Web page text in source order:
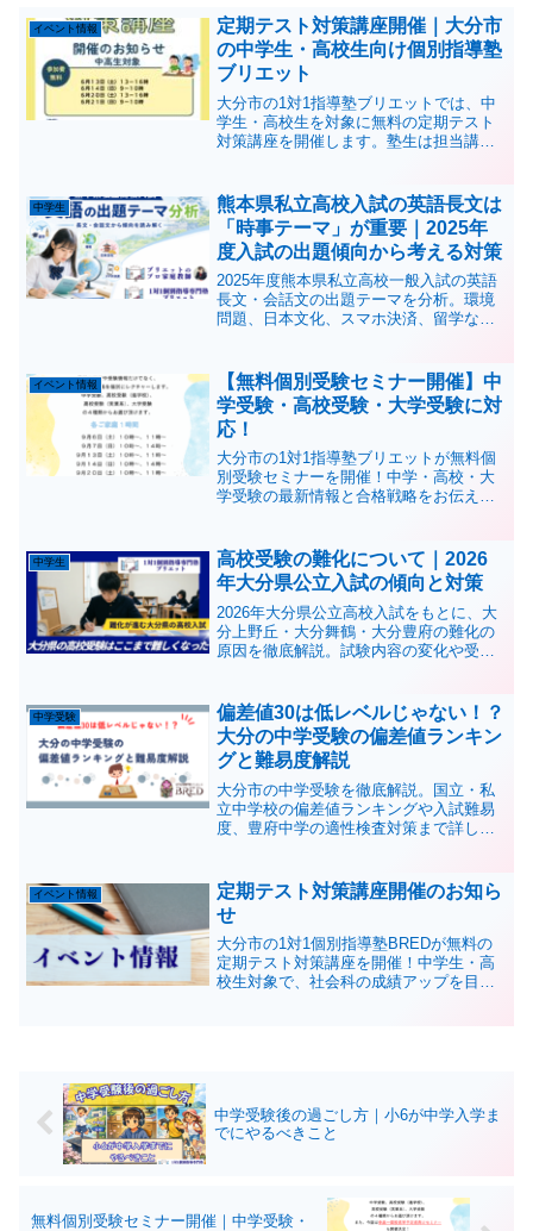
イベント情報
定期テスト対策講座開催｜大分市
の中学生・高校生向け個別指導塾
ブリエット
大分市の1対1指導塾ブリエットでは、中
学生・高校生を対象に無料の定期テスト
対策講座を開催します。塾生は担当講師
中学生
熊本県私立高校入試の英語長文は
「時事テーマ」が重要｜2025年
度入試の出題傾向から考える対策
2025年度熊本県私立高校一般入試の英語
長文・会話文の出題テーマを分析。環境
問題、日本文化、スマホ決済、留学な
イベント情報
【無料個別受験セミナー開催】中
学受験・高校受験・大学受験に対
応！
大分市の1対1指導塾ブリエットが無料個
別受験セミナーを開催！中学・高校・大
学受験の最新情報と合格戦略をお伝えし
中学生
高校受験の難化について｜2026
年大分県公立入試の傾向と対策
2026年大分県公立高校入試をもとに、大
分上野丘・大分舞鶴・大分豊府の難化の
原因を徹底解説。試験内容の変化や受験
中学受験
偏差値30は低レベルじゃない！？
大分の中学受験の偏差値ランキン
グと難易度解説
大分市の中学受験を徹底解説。国立・私
立中学校の偏差値ランキングや入試難易
度、豊府中学の適性検査対策まで詳しく
イベント情報
定期テスト対策講座開催のお知ら
せ
大分市の1対1個別指導塾BREDが無料の
定期テスト対策講座を開催！中学生・高
校生対象で、社会科の成績アップを目指
中学受験後の過ごし方｜小6が中学入学ま
でにやるべきこと
無料個別受験セミナー開催｜中学受験・